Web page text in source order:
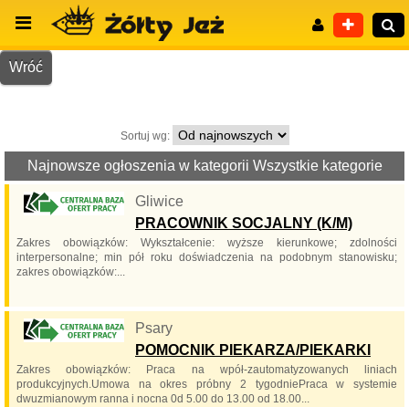
Wyszukiwanie zaawansowane
Wróć
Sortuj wg:
Najnowsze ogłoszenia w kategorii Wszystkie kategorie
Gliwice
PRACOWNIK SOCJALNY (K/M)
Zakres obowiązków: Wykształcenie: wyższe kierunkowe; zdolności
interpersonalne; min pół roku doświadczenia na podobnym stanowisku;
zakres obowiązków:...
Psary
POMOCNIK PIEKARZA/PIEKARKI
Zakres obowiązków: Praca na wpół-zautomatyzowanych liniach
produkcyjnych.Umowa na okres próbny 2 tygodniePraca w systemie
dwuzmianowym ranna i nocna 0d 5.00 do 13.00 od 18.00...